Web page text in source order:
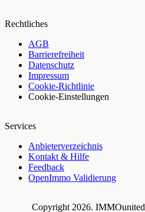
Rechtliches
AGB
Barrierefreiheit
Datenschutz
Impressum
Cookie-Richtlinie
Cookie-Einstellungen
Services
Anbieterverzeichnis
Kontakt & Hilfe
Feedback
OpenImmo Validierung
Copyright 2026. IMMOunited